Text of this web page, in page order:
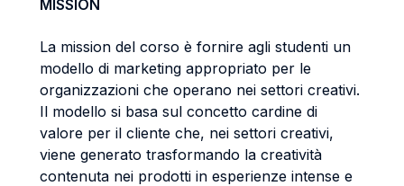
MISSION
La mission del corso è fornire agli studenti un
modello di marketing appropriato per le
organizzazioni che operano nei settori creativi.
Il modello si basa sul concetto cardine di
valore per il cliente che, nei settori creativi,
viene generato trasformando la creatività
contenuta nei prodotti in esperienze intense e